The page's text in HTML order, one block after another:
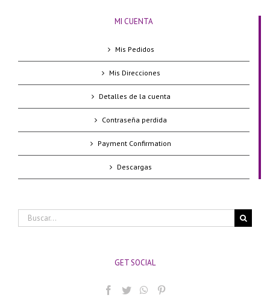
MI CUENTA
Mis Pedidos
Mis Direcciones
Detalles de la cuenta
Contraseña perdida
Payment Confirmation
Descargas
Buscar:
GET SOCIAL